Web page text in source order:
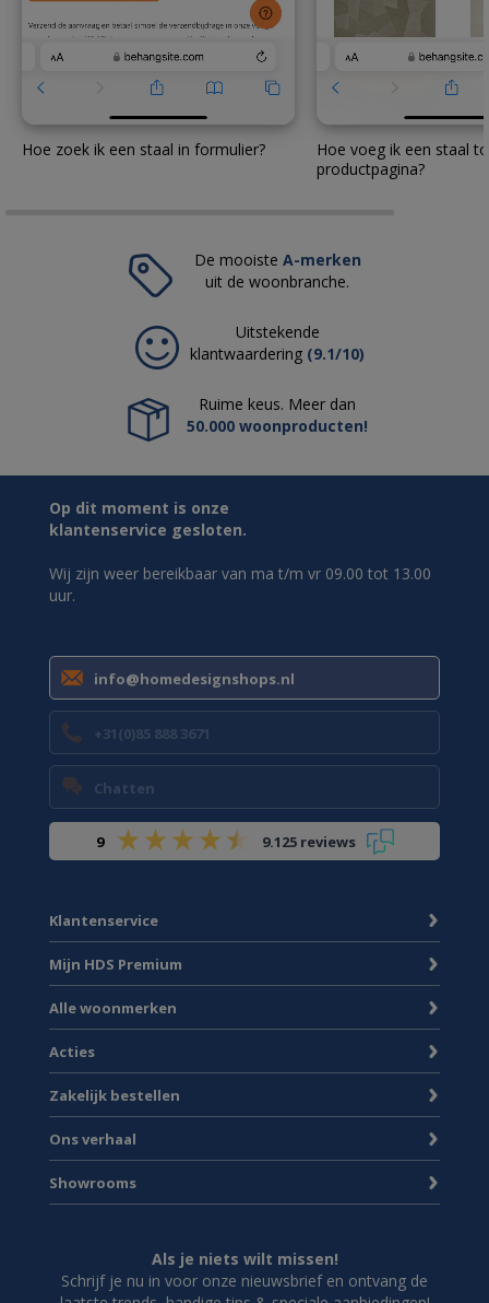
Hoe zoek ik een staal in formulier?
Hoe voeg ik een staal
productpagina?
De mooiste A-merken
uit de woonbranche.
Uitstekende
klantwaardering (9.1/10)
Ruime keus. Meer dan
50.000 woonproducten!
Op dit moment is onze
klantenservice gesloten.
Wij zijn weer bereikbaar van ma t/m vr 09.00 tot 13.00
uur.
info@homedesignshops.nl
+31(0)85 888 3671
Chatten
9 9.125 reviews
Klantenservice
Mijn HDS Premium
Alle woonmerken
Acties
Zakelijk bestellen
Ons verhaal
Showrooms
Als je niets wilt missen!
Schrijf je nu in voor onze nieuwsbrief en ontvang de